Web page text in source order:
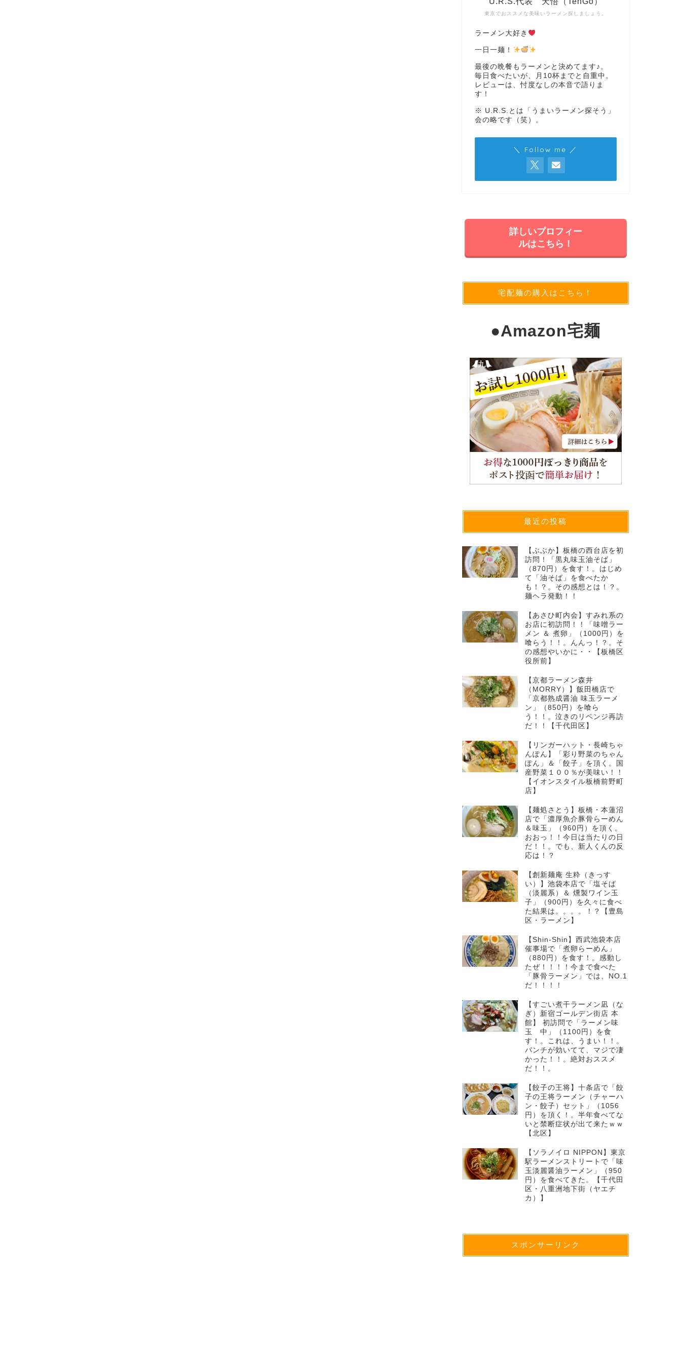
東京でおススメな美味いラーメン探しましょう。
ラーメン大好き
一日一麺！
最後の晩餐もラーメンと決めてます♪。
毎日食べたいが、月10杯までと自重中。
レビューは、忖度なしの本音で語りま
す！
※ U.R.S.とは「うまいラーメン探そう」
会の略です（笑）。
＼ Follow me ／
詳しいプロフィー
ルはこちら！
宅配麺の購入はこちら！
●Amazon宅麺
最近の投稿
【ぶぶか】板橋の西台店を初
訪問！「黒丸味玉油そば」
（870円）を食す！。はじめ
て「油そば」を食べたか
も！？。その感想とは！？。
麺ヘラ発動！！
【あさひ町内会】すみれ系の
お店に初訪問！！「味噌ラー
メン ＆ 煮卵」（1000円）を
喰らう！！。んんっ！？。そ
の感想やいかに・・【板橋区
役所前】
【京都ラーメン森井
（MORRY）】飯田橋店で
「京都熟成醤油 味玉ラーメ
ン」（850円）を喰ら
う！！。泣きのリベンジ再訪
だ！！【千代田区】
【リンガーハット・長崎ちゃ
んぽん】「彩り野菜のちゃん
ぽん」＆「餃子」を頂く。国
産野菜１００％が美味い！！
【イオンスタイル板橋前野町
店】
【麺処さとう】板橋・本蓮沼
店で「濃厚魚介豚骨らーめん
＆味玉」（960円）を頂く。
おおっ！！今日は当たりの日
だ！！。でも、新人くんの反
応は！？
【創新麺庵 生粋（きっす
い）】池袋本店で「塩そば
（淡麗系）＆ 燻製ワイン玉
子」（900円）を久々に食べ
た結果は。。。。！？【豊島
区・ラーメン】
【Shin-Shin】西武池袋本店
催事場で「煮卵らーめん」
（880円）を食す！。感動し
たぜ！！！！今まで食べた
「豚骨ラーメン」では、NO.1
だ！！！！
【すごい煮干ラーメン凪（な
ぎ）新宿ゴールデン街店 本
館】 初訪問で「ラーメン味
玉 中」（1100円）を食
す！。これは、うまい！！。
パンチが効いてて、マジで凄
かった！！。絶対おススメ
だ！！。
【餃子の王将】十条店で「餃
子の王将ラーメン（チャーハ
ン・餃子）セット」（1056
円）を頂く！。半年食べてな
いと禁断症状が出て来たｗｗ
【北区】
【ソラノイロ NIPPON】東京
駅ラーメンストリートで「味
玉淡麗醤油ラーメン」（950
円）を食べてきた。【千代田
区・八重洲地下街（ヤエチ
カ）】
スポンサーリンク